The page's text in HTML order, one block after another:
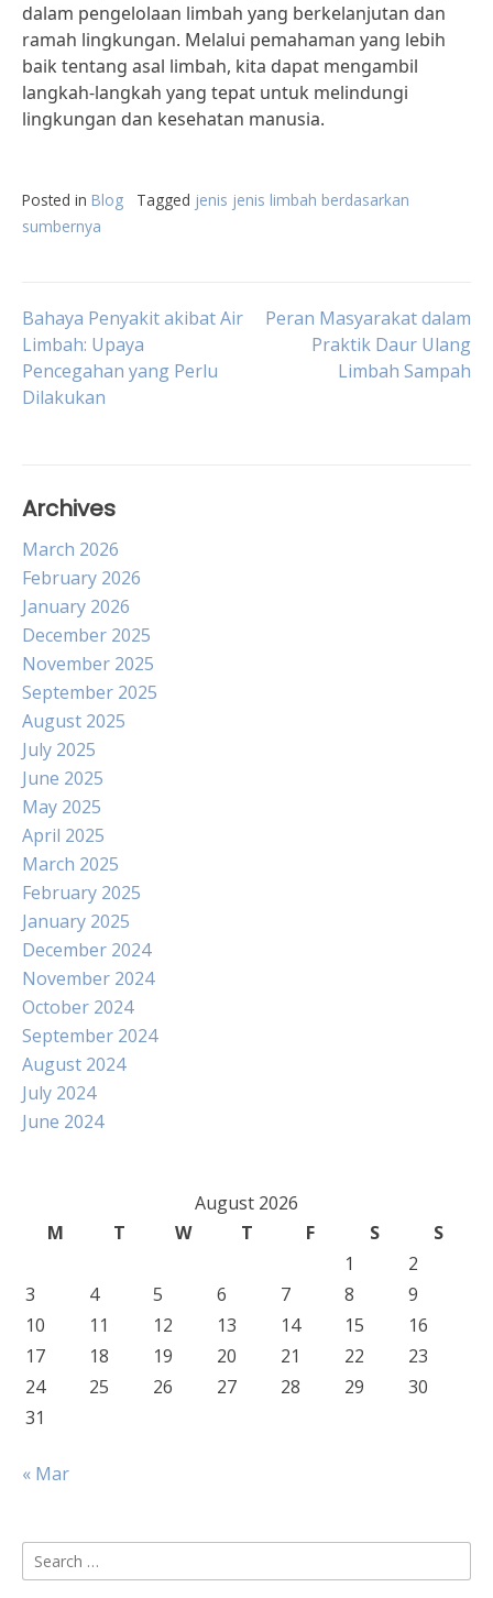
dalam pengelolaan limbah yang berkelanjutan dan
ramah lingkungan. Melalui pemahaman yang lebih
baik tentang asal limbah, kita dapat mengambil
langkah-langkah yang tepat untuk melindungi
lingkungan dan kesehatan manusia.
Posted in Blog Tagged jenis jenis limbah berdasarkan
sumbernya
Post
navigation
Bahaya Penyakit akibat Air
Limbah: Upaya
Pencegahan yang Perlu
Dilakukan
Peran Masyarakat dalam
Praktik Daur Ulang
Limbah Sampah
Archives
March 2026
February 2026
January 2026
December 2025
November 2025
September 2025
August 2025
July 2025
June 2025
May 2025
April 2025
March 2025
February 2025
January 2025
December 2024
November 2024
October 2024
September 2024
August 2024
July 2024
June 2024
August 2026
M
T W T F S
S
1
2
3
4 5 6 7 8
9
10
11 12 13 14 15
16
17
18 19 20 21 22
23
24
25 26 27 28 29
30
31
« Mar
Search
for: